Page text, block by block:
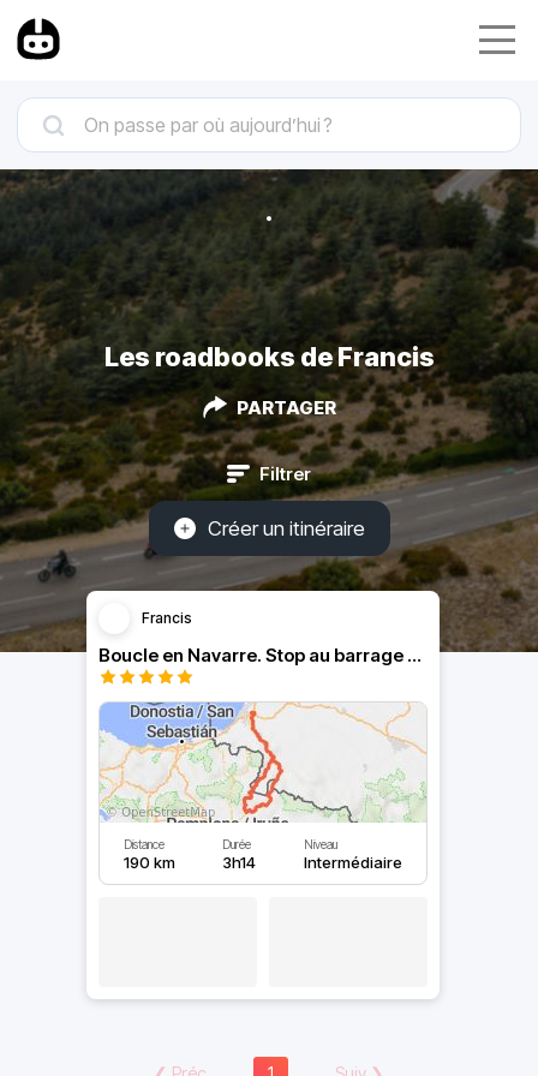
Les roadbooks de Francis
PARTAGER
Filtrer
Créer un itinéraire
Francis
Boucle en Navarre. Stop au barrage d’Eugi.
Distance
190 km
Durée
3h14
Niveau
Intermédiaire